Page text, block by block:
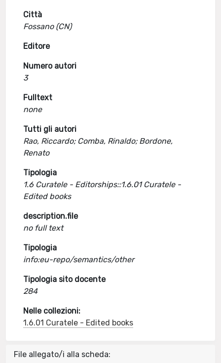
Città
Fossano (CN)
Editore
Numero autori
3
Fulltext
none
Tutti gli autori
Rao, Riccardo; Comba, Rinaldo; Bordone,
Renato
Tipologia
1.6 Curatele - Editorships::1.6.01 Curatele -
Edited books
description.file
no full text
Tipologia
info:eu-repo/semantics/other
Tipologia sito docente
284
Nelle collezioni:
1.6.01 Curatele - Edited books
File allegato/i alla scheda: